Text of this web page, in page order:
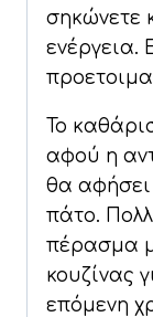
σηκώνετε
ενέργεια.
Το
αφού η
θα αφήσει
πάτο.
πέρασμα
κουζίνας
επόμενη